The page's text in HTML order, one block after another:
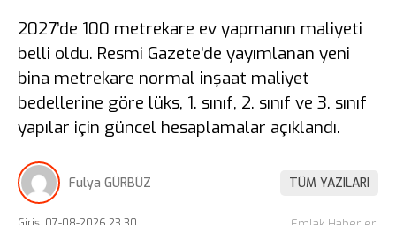
2027’de 100 metrekare ev yapmanın maliyeti
belli oldu. Resmi Gazete’de yayımlanan yeni
bina metrekare normal inşaat maliyet
bedellerine göre lüks, 1. sınıf, 2. sınıf ve 3. sınıf
yapılar için güncel hesaplamalar açıklandı.
Fulya GÜRBÜZ TÜM YAZILARI